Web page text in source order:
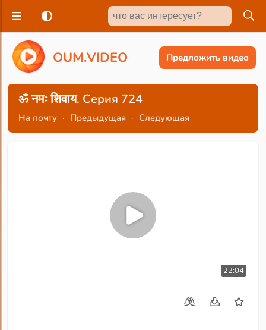
OUM.VIDEO Предложить видео
ॐ नमः शिवाय. Серия 724
На почту · Предыдущая · Следующая
22:04